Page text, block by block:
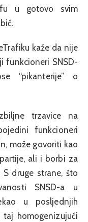
u gotovo svim
kaže da nije
funkcioneri SNSD-
“pikanterije” o
trzavice na
funkcioneri
može govoriti kao
ali i borbi za
druge strane, što
SNSD-a u
u posljednjih
homogenizujući